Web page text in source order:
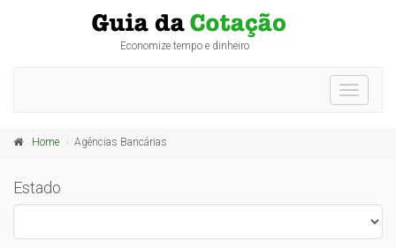
Economize tempo e dinheiro
Toggle
Home Agências Bancárias
Estado